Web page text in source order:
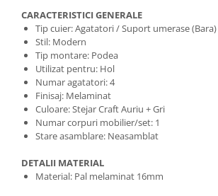
CARACTERISTICI GENERALE
Tip cuier: Agatatori / Suport umerase (Bara)
Stil: Modern
Tip montare: Podea
Utilizat pentru: Hol
Numar agatatori: 4
Finisaj: Melaminat
Culoare: Stejar Craft Auriu + Gri
Numar corpuri mobilier/set: 1
Stare asamblare: Neasamblat
DETALII MATERIAL
Material: Pal melaminat 16mm